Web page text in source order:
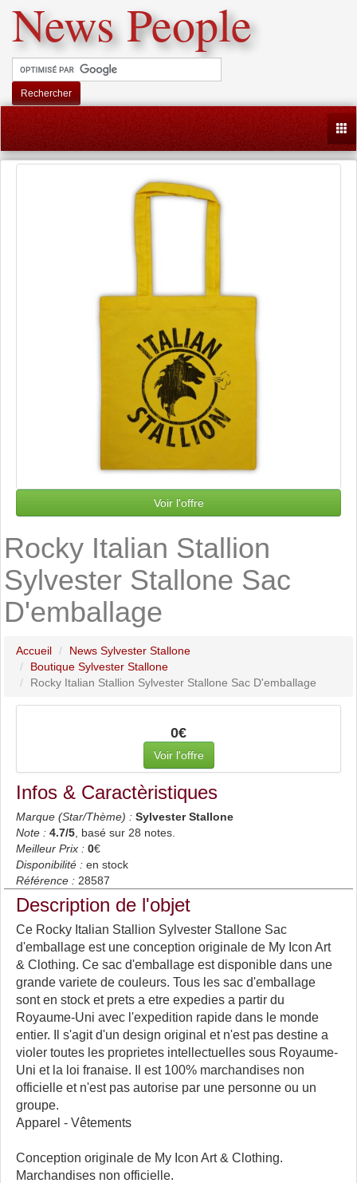
News People
Rechercher
Voir l'offre
Rocky Italian Stallion
Sylvester Stallone Sac
D'emballage
Accueil
News Sylvester Stallone
Boutique Sylvester Stallone
Rocky Italian Stallion Sylvester Stallone Sac D'emballage
0€
Voir l'offre
Infos & Caractèristiques
Marque (Star/Thème) : Sylvester Stallone
Note : 4.7/5 , basé sur 28 notes.
Meilleur Prix : 0€
Disponibilité : en stock
Référence : 28587
Description de l'objet
Ce Rocky Italian Stallion Sylvester Stallone Sac
d'emballage est une conception originale de My Icon Art
& Clothing. Ce sac d'emballage est disponible dans une
grande variete de couleurs. Tous les sac d'emballage
sont en stock et prets a etre expedies a partir du
Royaume-Uni avec l'expedition rapide dans le monde
entier. Il s'agit d'un design original et n'est pas destine a
violer toutes les proprietes intellectuelles sous Royaume-
Uni et la loi franaise. Il est 100% marchandises non
officielle et n'est pas autorise par une personne ou un
groupe.
Apparel - Vêtements
Conception originale de My Icon Art & Clothing.
Marchandises non officielle.